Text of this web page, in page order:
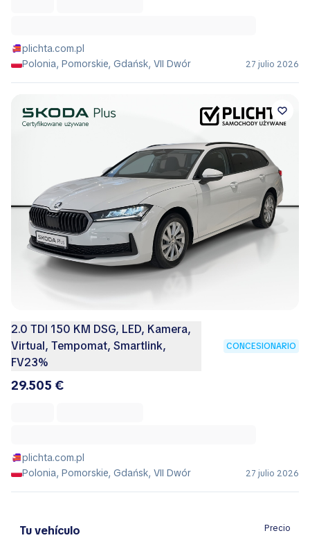
plichta.com.pl
Polonia, Pomorskie, Gdańsk, VII Dwór
27 julio 2026
2.0 TDI 150 KM DSG, LED, Kamera,
Virtual, Tempomat, Smartlink,
FV23%
CONCESIONARIO
29.505 €
plichta.com.pl
Polonia, Pomorskie, Gdańsk, VII Dwór
27 julio 2026
Tu vehículo
Precio